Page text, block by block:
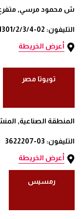
ش محمود مرسي,
التليفون: 02-37211301/2/3/4
أعرض الخريطة
تويوتا مصر
المنطقة الصناعية,
التليفون: 03-3622207
أعرض الخريطة
رمسيس